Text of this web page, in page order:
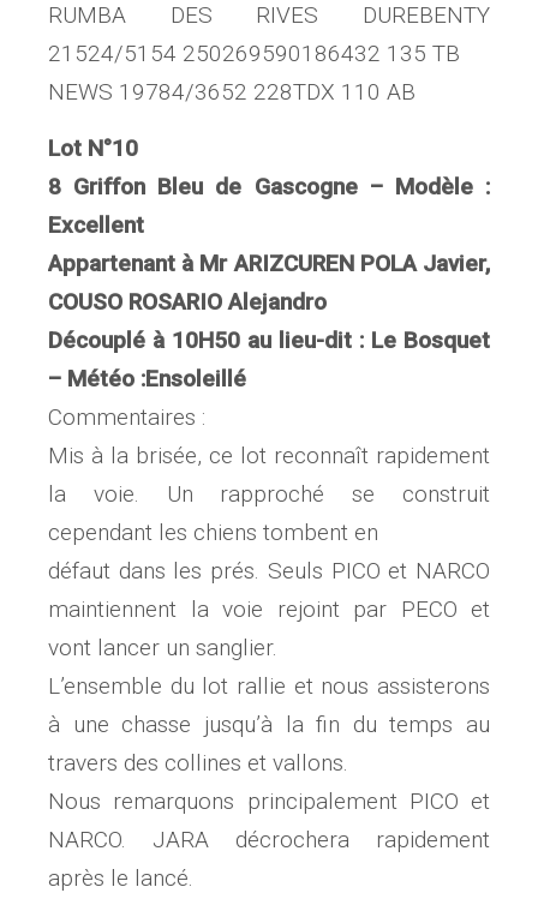
RUMBA DES RIVES DUREBENTY
21524/5154 250269590186432 135 TB
NEWS 19784/3652 228TDX 110 AB
Lot N°10
8 Griffon Bleu de Gascogne – Modèle :
Excellent
Appartenant à Mr ARIZCUREN POLA Javier,
COUSO ROSARIO Alejandro
Découplé à 10H50 au lieu-dit : Le Bosquet
– Météo :Ensoleillé
Commentaires :
Mis à la brisée, ce lot reconnaît rapidement
la voie. Un rapproché se construit
cependant les chiens tombent en
défaut dans les prés. Seuls PICO et NARCO
maintiennent la voie rejoint par PECO et
vont lancer un sanglier.
L’ensemble du lot rallie et nous assisterons
à une chasse jusqu’à la fin du temps au
travers des collines et vallons.
Nous remarquons principalement PICO et
NARCO. JARA décrochera rapidement
après le lancé.